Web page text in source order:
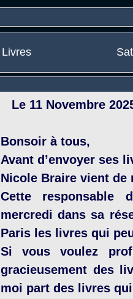
Livres
Le 11 Novembre
Bonsoir à tous,
Avant d’envoyer ses
Nicole Braire vient de
Cette responsable
mercredi dans sa
Paris les livres qui
Si vous voulez
gracieusement des
moi part des livres